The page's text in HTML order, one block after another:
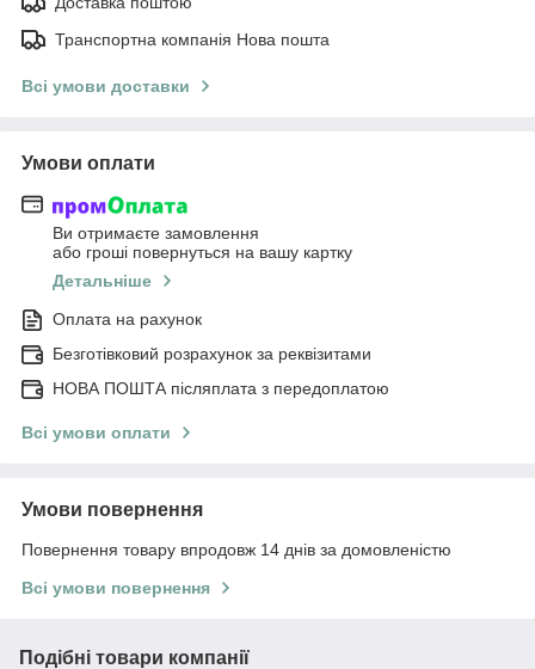
Транспортна компанія Нова пошта
Всі умови доставки
Умови оплати
Ви отримаєте замовлення
або гроші повернуться на вашу картку
Детальніше
Оплата на рахунок
Безготівковий розрахунок за реквізитами
НОВА ПОШТА післяплата з передоплатою
Всі умови оплати
Умови повернення
Повернення товару впродовж 14 днів за домовленістю
Всі умови повернення
Подібні товари компанії